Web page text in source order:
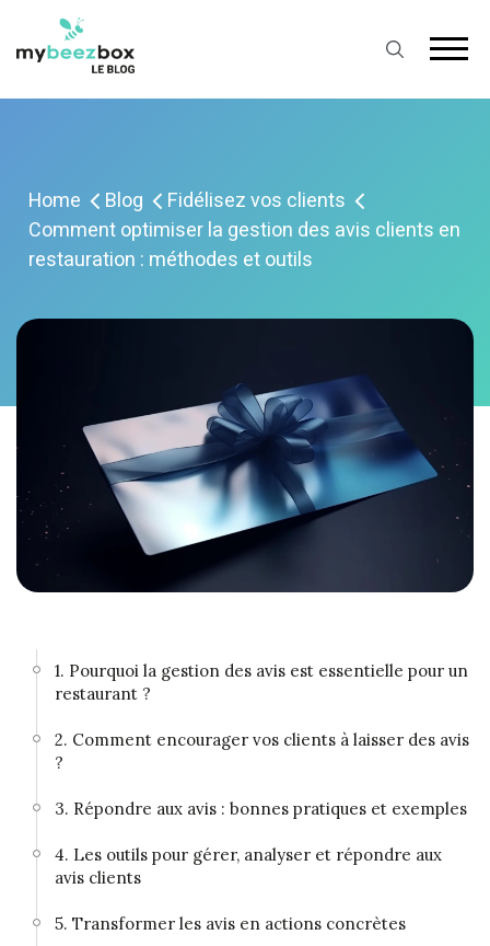
Home Blog
Fidélisez vos clients
Comment optimiser la gestion des avis clients en
restauration : méthodes et outils
1. Pourquoi la gestion des avis est essentielle pour un
restaurant ?
2. Comment encourager vos clients à laisser des avis
?
3. Répondre aux avis : bonnes pratiques et exemples
4. Les outils pour gérer, analyser et répondre aux
avis clients
5. Transformer les avis en actions concrètes